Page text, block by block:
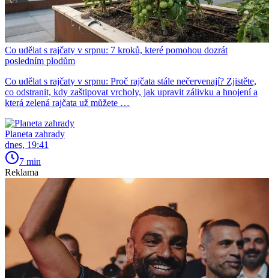
Co udělat s rajčaty v srpnu: 7 kroků, které pomohou dozrát
posledním plodům
Co udělat s rajčaty v srpnu: Proč rajčata stále nečervenají? Zjistěte,
co odstranit, kdy zaštipovat vrcholy, jak upravit zálivku a hnojení a
která zelená rajčata už můžete …
Planeta zahrady
dnes, 19:41
7 min
Reklama